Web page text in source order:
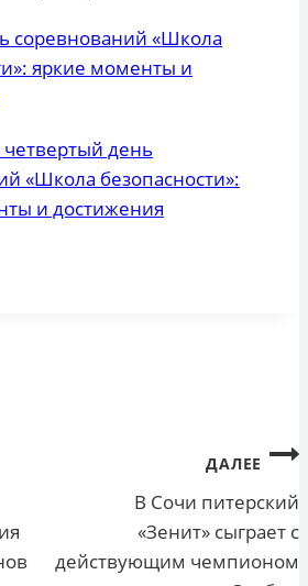
соревнований «Школа
яркие моменты и
день
«Школа безопасности»:
и достижения
ДАЛЕЕ
В Сочи питерский
«Зенит» сыграет с
действующим чемпионом